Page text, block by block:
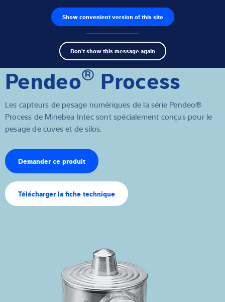
Show convenient version of this site
Don't show this message again
Recherche de produits Emplois
Search
term
Capteurs de pesage
Électroniques de pesage
Solutions d'inspection
Logiciels
Solutions individuelles
Expertise et connaissances
À propos de nous
Pendeo® Process
Les capteurs de pesage numériques de la série Pendeo®
Process de Minebea Intec sont spécialement conçus pour le
pesage de cuves et de silos.
Demander ce produit
Télécharger la fiche technique